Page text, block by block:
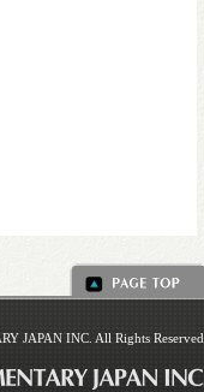
JAPAN INC. All Rights Reserved.